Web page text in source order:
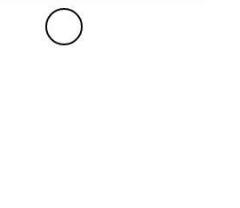
en quelques secondes. D’une
dispose de belles dimensions
que d’une hauteur confortable